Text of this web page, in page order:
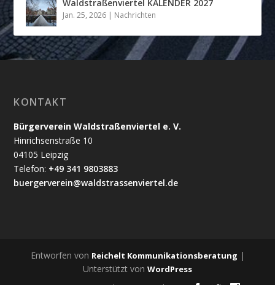
Waldstraßenviertel KALENDER 2027
Jan. 25, 2026 | Nachrichten
KONTAKT
Bürgerverein Waldstraßenviertel e. V.
Hinrichsenstraße 10
04105 Leipzig
Telefon: +49 341 9803883
buergerverein@waldstrassenviertel.de
Entworfen von Reichelt Kommunikationsberatung |
Unterstützt von WordPress